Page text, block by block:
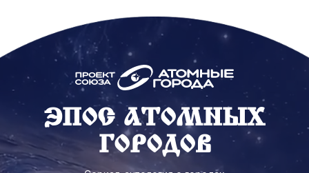
ЭПОС АТОМНЫХ
ГОРОДОВ